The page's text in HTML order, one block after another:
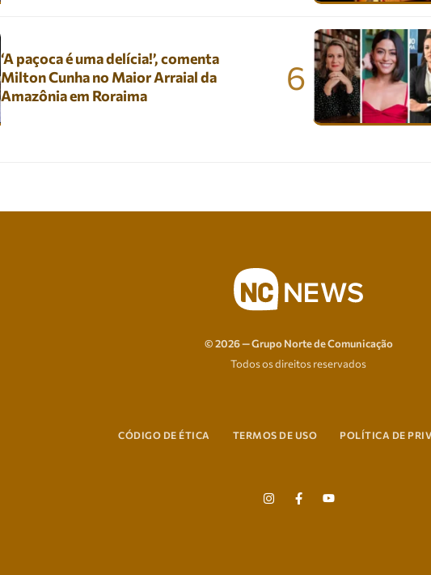
‘A paçoca é uma delícia!’, comenta
Milton Cunha no Maior Arraial da
Amazônia em Roraima
6
© 2026 — Grupo Norte de Comunicação
Todos os direitos reservados
CÓDIGO DE ÉTICA TERMOS DE USO POLÍTICA DE